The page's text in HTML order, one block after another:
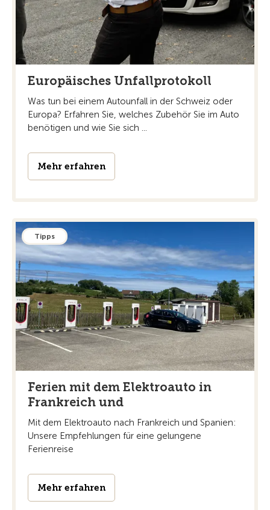
Europäisches Unfallprotokoll
Was tun bei einem Autounfall in der Schweiz oder
Europa? Erfahren Sie, welches Zubehör Sie im Auto
benötigen und wie Sie sich ...
Mehr erfahren
Tipps
Ferien mit dem Elektroauto in
Frankreich und
Mit dem Elektroauto nach Frankreich und Spanien:
Unsere Empfehlungen für eine gelungene
Ferienreise
Mehr erfahren